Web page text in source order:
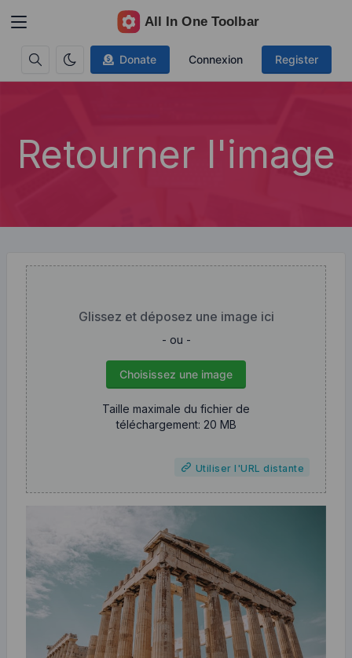
Donate Connexion Register
Retourner l'image
Glissez et déposez une image ici
- ou -
Choisissez une image
Taille maximale du fichier de
téléchargement: 20 MB
Utiliser l'URL distante